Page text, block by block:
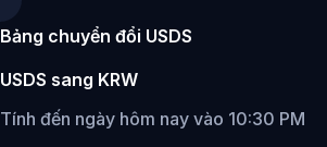
Bảng chuyển đổi USDS
USDS sang KRW
Tính đến ngày hôm nay vào 10:30 PM